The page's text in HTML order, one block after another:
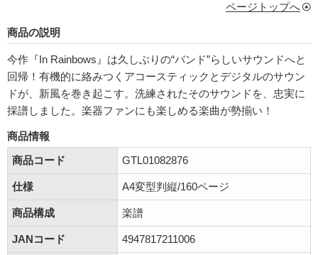
ページトップへ
商品の説明
今作『In Rainbows』は久しぶりの“バンド”らしいサウンドへと
回帰！有機的に絡みつくアコースティックとデジタルのサウン
ドが、新風を巻き起こす。洗練されたそのサウンドを、忠実に
採譜しました。楽器ファンにも楽しめる楽曲が勢揃い！
商品情報
商品コード
GTL01082876
仕様 A4変型判縦/160ページ
商品構成 楽譜
JANコード 4947817211006